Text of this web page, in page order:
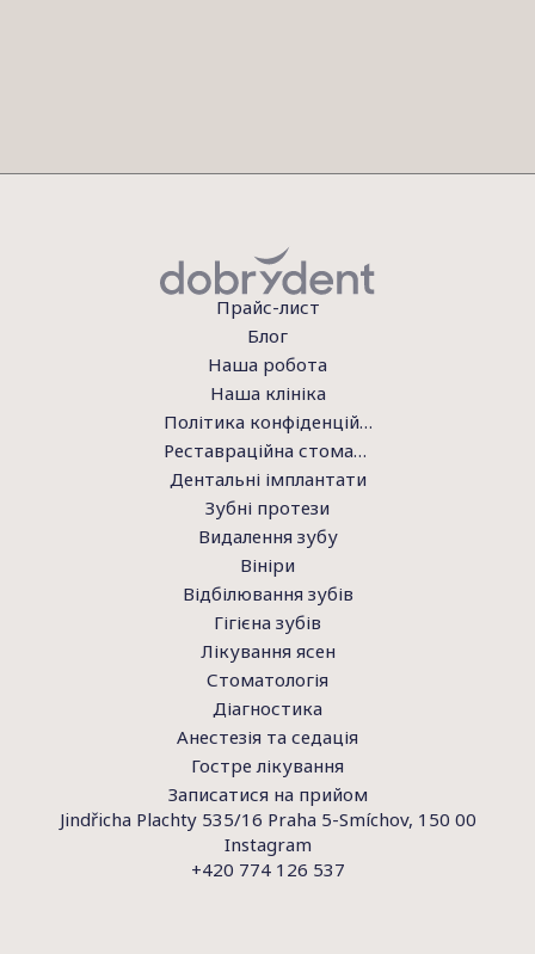
Прайс-лист
Блог
Наша робота
Наша клініка
Політика конфіденційності
Реставраційна стоматологія
Дентальні імплантати
Зубні протези
Видалення зубу
Вініри
Відбілювання зубів
Гігієна зубів
Лікування ясен
Стоматологія
Діагностика
Анестезія та седація
Гостре лікування
Записатися на прийом
Jindřicha Plachty 535/16 Praha 5-Smíchov, 150 00
Instagram
+420 774 126 537